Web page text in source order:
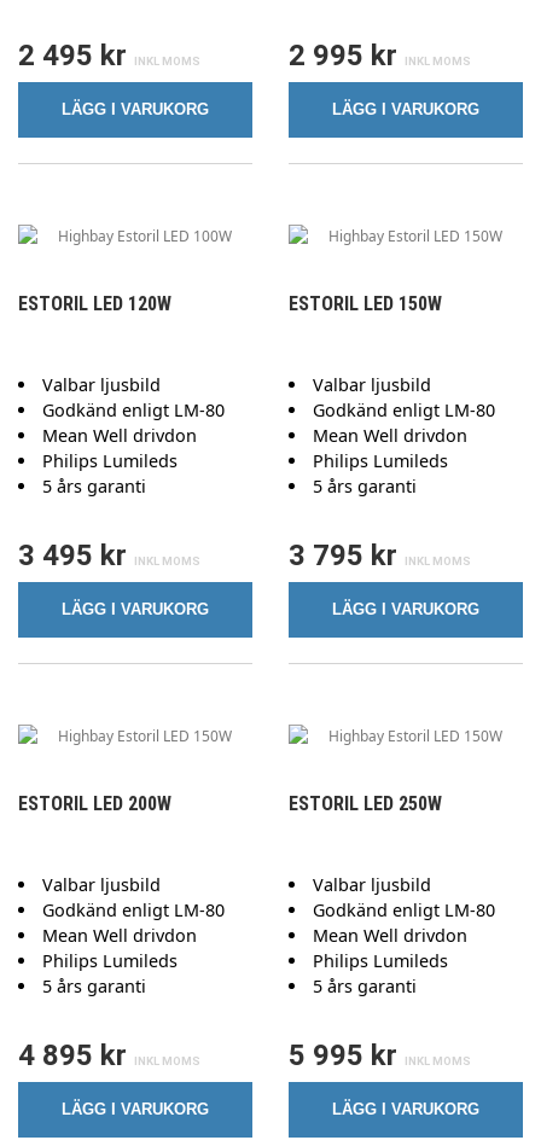
2 495 kr
LÄGG I VARUKORG
2 995 kr
LÄGG I VARUKORG
ESTORIL LED 120W
Valbar ljusbild
Godkänd enligt LM-80
Mean Well drivdon
Philips Lumileds
5 års garanti
3 495 kr
LÄGG I VARUKORG
ESTORIL LED 150W
Valbar ljusbild
Godkänd enligt LM-80
Mean Well drivdon
Philips Lumileds
5 års garanti
3 795 kr
LÄGG I VARUKORG
ESTORIL LED 200W
Valbar ljusbild
Godkänd enligt LM-80
Mean Well drivdon
Philips Lumileds
5 års garanti
4 895 kr
LÄGG I VARUKORG
ESTORIL LED 250W
Valbar ljusbild
Godkänd enligt LM-80
Mean Well drivdon
Philips Lumileds
5 års garanti
5 995 kr
LÄGG I VARUKORG